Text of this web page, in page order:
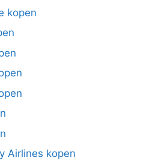
kopen
Airlines kopen